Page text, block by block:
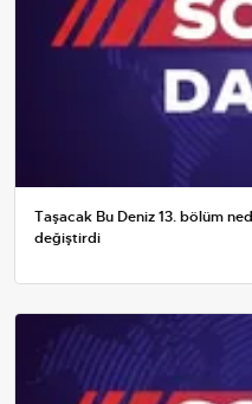
Taşacak Bu Deniz 13. bölüm
değiştirdi